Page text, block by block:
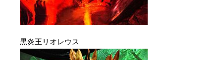
黒炎王リオレウス